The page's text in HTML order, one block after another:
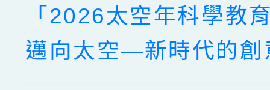
「2026太空年科學教
邁向太空—新時代的創